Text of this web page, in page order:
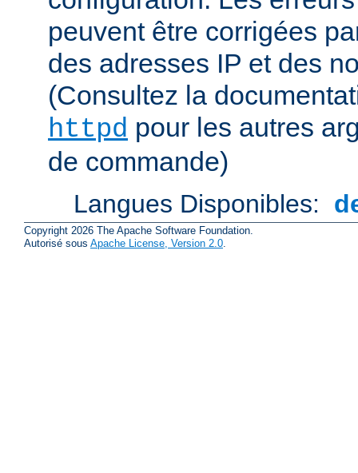
peuvent être corrigées
des adresses IP et des
(Consultez la
httpd pour les autres
de commande)
Langues Disponibles:
Copyright 2026 The Apache Software Foundation.
Autorisé sous Apache License, Version 2.0.